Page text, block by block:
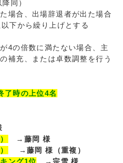
同）
場合、出場辞退者が出た場合
下から繰り上げとする
4の倍数に満たない場合、主
補充、または卓数調整を行う
了時の上位4名
→藤岡 様
→藤岡 様（重複）
ング1位
→宗雪 様